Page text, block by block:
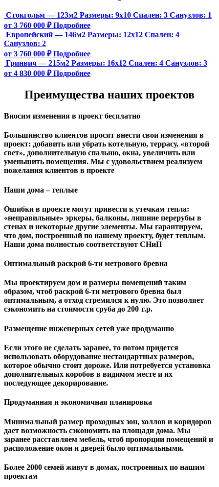
Стокгольм — 123м2 Размеры: 9х10 Спален: 3 Санузлов: 1
от 3 760 000 ₽ Подробнее
Европейский — 146м2 Размеры: 12х12 Спален: 4
Санузлов: 2
от 3 760 000 ₽ Подробнее
Гринвич — 215м2 Размеры: 16х12 Спален: 4 Санузлов: 3
от 4 830 000 ₽ Подробнее
Преимущества наших проектов
Вносим изменения в проект бесплатно
Большинство клиентов просят внести свои изменения в
проект: добавить или убрать котельную, террасу, «второй
свет», дополнительную спальню, окна, увеличить или
уменьшить помещения. Мы с удовольствием реализуем
пожелания клиентов в проекте
Наши дома – теплые
Ошибки в проекте могут привести к утечкам тепла:
«неправильные» эркеры, балконы, лишние перерубы в
стенах и некоторые другие элементы. Мы гарантируем,
чтo дом, построенный по нашему проекту, будет теплым.
Наши дома полностью соответствуют СНиП
Оптимальный раскрой 6-ти метрового бревна
Мы проектируем дом и размеры помещений таким
образом, чтоб раскрой 6-ти метрового бревна был
оптимальным, а отход стремился к нулю. Это позволяет
сэкономить на стоимости сруба до 200 т.р.
Размещение инженерных сетей уже продуманно
Если этого не сделать заранее, то потом придется
использовать оборудование нестандартных размеров,
которое обычно стоит дороже. Или потребуется установка
дополнительных коробов в видимом месте и их
последующее декорирование.
Продуманная и экономичная планировка
Минимальный размер проходных зон, холлов и коридоров
дает возможность сэкономить на площади дома. Мы
заранее расставляем мебель, чтоб пропорции помещений и
расположение окон и дверей было оптимальными.
Более 2000 семей живут в домах, построенных по нашим
проектам